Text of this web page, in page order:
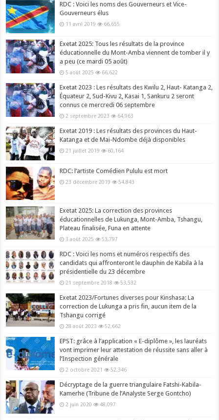
RDC : Voici les noms des Gouverneurs et Vice-
Gouverneurs élus
11 avril 2019 66,655
Exetat 2025: Tous les résultats de la province
éducationnelle du Mont-Amba viennent de tomber il y
a peu (ce mardi 05 août)
5 août 2025 66,622
Exetat 2023 : Les résultats des Kwilu 2, Haut- Katanga 2,
Équateur 2, Sud-Kivu 2, Kasai 1, Sankuru 2 seront
connus ce mercredi 06 septembre
2 septembre 2023 64,963
Exetat 2019 : Les résultats des provinces du Haut-
Katanga et de Mai-Ndombe déjà disponibles
21 juillet 2019 60,164
RDC: l’artiste Comédien Pululu est mort
23 décembre 2019 54,843
Exetat 2025: La correction des provinces
éducationnelles de Lukunga, Mont-Amba, Tshangu,
Plateau finalisée, Funa en attente
3 août 2025 53,797
RDC : Voici les noms et numéros respectifs des
candidats qui affronteront le dauphin de Kabila à la
présidentielle du 23 décembre
21 septembre 2018 53,532
Exetat 2023/Fortunes diverses pour Kinshasa: La
correction de Lukunga a pris fin, aucun item de la
Tshangu corrigé
28 août 2023 52,662
EPST: grâce à l’application « E-diplôme », les lauréats
vont imprimer leur attestation de réussite sans aller à
l’Inspection générale
2 octobre 2021 52,346
Décryptage de la guerre triangulaire Fatshi-Kabila-
Kamerhe (Tribune de l’Analyste Serge Gontcho)
2 juin 2020 48,097